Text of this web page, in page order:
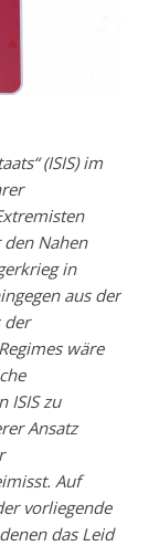
(ISIS) im
Nahen
in
aus der
der
wäre
ISIS zu
Ansatz
Auf
vorliegende
das Leid